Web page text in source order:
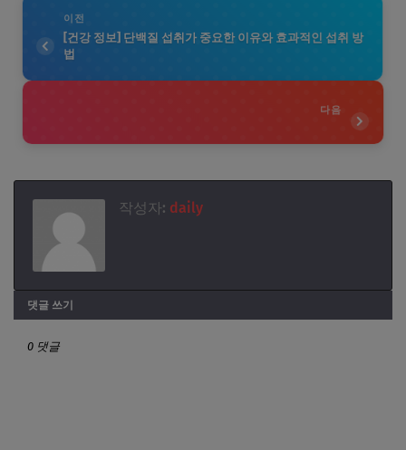
이전
[건강 정보] 단백질 섭취가 중요한 이유와 효과적인 섭취 방
법
다음
작성자: daily
댓글 쓰기
0 댓글